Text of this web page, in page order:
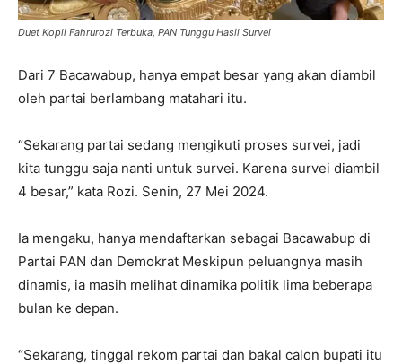
Duet Kopli Fahrurozi Terbuka, PAN Tunggu Hasil Survei
Dari 7 Bacawabup, hanya empat besar yang akan diambil
oleh partai berlambang matahari itu.
“Sekarang partai sedang mengikuti proses survei, jadi
kita tunggu saja nanti untuk survei. Karena survei diambil
4 besar,” kata Rozi. Senin, 27 Mei 2024.
Ia mengaku, hanya mendaftarkan sebagai Bacawabup di
Partai PAN dan Demokrat Meskipun peluangnya masih
dinamis, ia masih melihat dinamika politik lima beberapa
bulan ke depan.
“Sekarang, tinggal rekom partai dan bakal calon bupati itu